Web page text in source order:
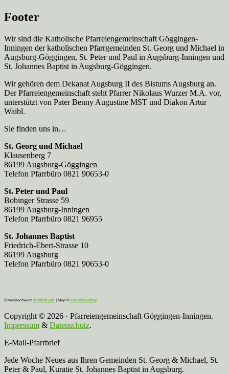
Footer
Wir sind die Katholische Pfarreien­gemeinschaft Göggingen-
Inningen der katholischen Pfarrgemeinden St. Georg und Michael in
Augsburg-Göggingen, St. Peter und Paul in Augsburg-Inningen und
St. Johannes Baptist in Augsburg-Göggingen.
Wir gehören dem Dekanat Augsburg II des Bistums Augsburg an.
Der Pfarreien­gemeinschaft steht Pfarrer Nikolaus Wurzer M.A. vor,
unterstützt von Pater Benny Augustine MST und Diakon Artur
Waibl.
Sie finden uns in…
St. Georg und Michael
Klausenberg 7
86199 Augsburg-Göggingen
Telefon Pfarrbüro 0821 90653-0
St. Peter und Paul
Bobinger Strasse 59
86199 Augsburg-Inningen
Telefon Pfarrbüro 0821 96955
St. Johannes Baptist
Friedrich-Ebert-Strasse 10
86199 Augsburg
Telefon Pfarrbüro 0821 90653-0
Kartennachweis: MapBBCode | Map © OpenStreetMap
Copyright © 2026 · Pfarreiengemeinschaft Göggingen-Inningen.
Impressum & Datenschutz.
E-Mail-Pfarrbrief
Jede Woche Neues aus Ihren Gemeinden St. Georg & Michael, St.
Peter & Paul, Kuratie St. Johannes Baptist in Augsburg.